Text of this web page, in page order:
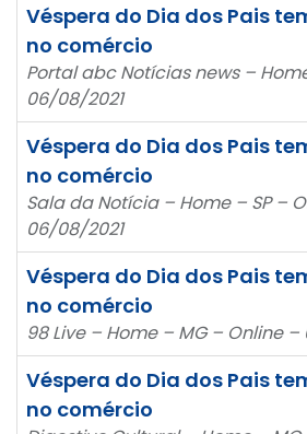
Véspera do Dia dos Pais
no comércio
Portal abc Notícias news –
06/08/2021
Véspera do Dia dos Pais
no comércio
Sala da Notícia – Home – SP –
06/08/2021
Véspera do Dia dos Pais
no comércio
98 Live – Home – MG – Online
Véspera do Dia dos Pais
no comércio